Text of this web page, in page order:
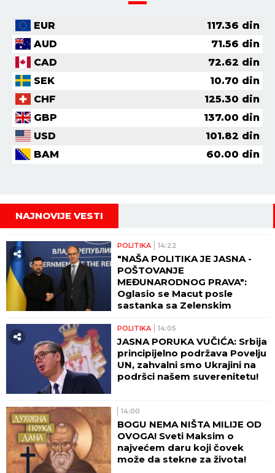
EUR 117.36 din
AUD
71.56 din
CAD
72.62 din
SEK
10.70 din
CHF
125.30 din
GBP
137.00 din
USD
101.82 din
BAM
60.00 din
NAJNOVIJE VESTI
POLITIKA 14:22
"NAŠA POLITIKA JE JASNA -
POŠTOVANJE
MEĐUNARODNOG PRAVA":
Oglasio se Macut posle
sastanka sa Zelenskim
POLITIKA 14:05
JASNA PORUKA VUČIĆA: Srbija
principijelno podržava Povelju
UN, zahvalni smo Ukrajini na
podršci našem suverenitetu!
14:00
BOGU NEMA NIŠTA MILIJE OD
OVOGA! Sveti Maksim o
najvećem daru koji čovek
može da stekne za života!